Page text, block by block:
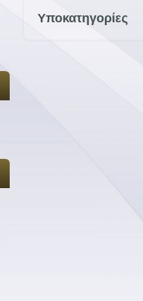
Υποκατηγορίες